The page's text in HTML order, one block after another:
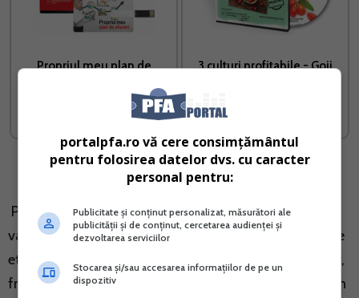
Propriul meu plan de
Vreau acest produs →
3 culturi profitabile - Goji
Vreau acest produs →
Pentru prevenirea si combaterea fraudei fiscale si
vamale, inspectorii antifrauda verifica in detaliu toate
etapele ciclului de comercializare en-gros a legumelor,
fructelor si produselor agroalimentare, cu precadere in
portalpfa.ro vă cere consimțământul
pentru folosirea datelor dvs. cu caracter
personal pentru:
Publicitate și conținut personalizat, măsurători ale
publicității și de conținut, cercetarea audienței și
dezvoltarea serviciilor
Stocarea și/sau accesarea informațiilor de pe un
dispozitiv